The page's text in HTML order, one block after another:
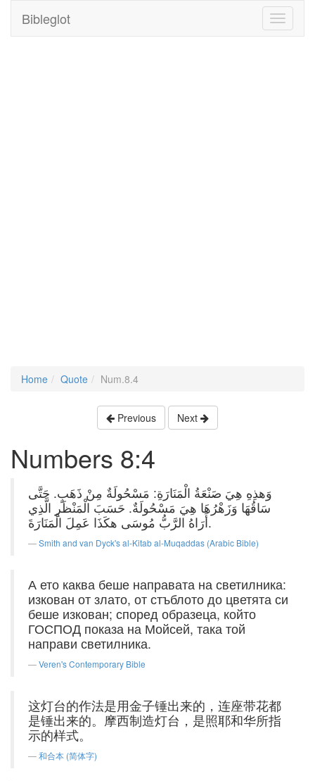
Toggle
Bibleglot
Home Quote Num.8.4
Previous Next
Numbers 8:4
وَهذِهِ هِيَ صَنْعَةُ الْمَنَارَةِ: مَسْحُولَةٌ مِنْ ذَهَبٍ. حَتَّى
سَاقُهَا وَزَهْرُهَا هِيَ مَسْحُولَةٌ. حَسَبَ الْمَنْظَرِ الَّذِي
أَرَاهُ الرَّبُّ مُوسَى هكَذَا عَمِلَ الْمَنَارَةَ.
Smith and van Dyck's al-Kitab al-Muqaddas (Arabic Bible)
А ето каква беше направата на светилника:
изкован от злато, от стъблото до цветята си
беше изкован; според образеца, който
ГОСПОД показа на Мойсей, така той
направи светилника.
Veren's Contemporary Bible
这灯台的作法是用金子锤出来的，连座带花都
是锤出来的。摩西制造灯台，是照耶和华所指
示的样式。
和合本 (简体字)